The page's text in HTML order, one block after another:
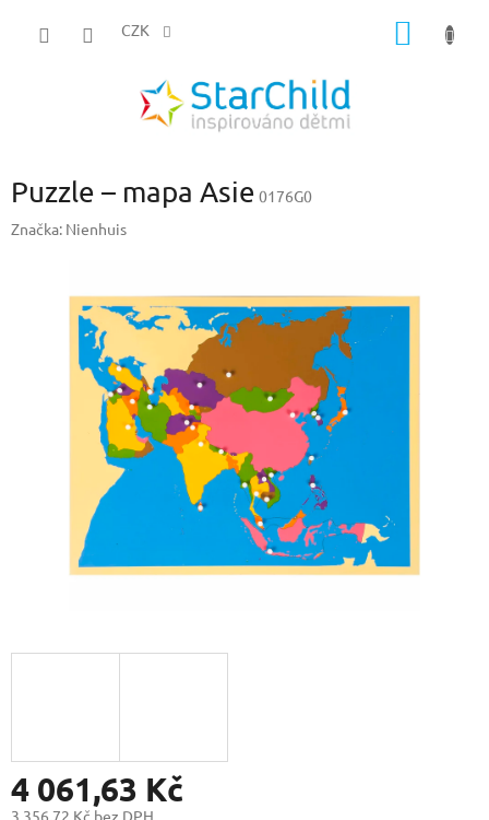
CZK
Puzzle – mapa Asie 0176G0
Značka: Nienhuis
4 061,63 Kč
3 356,72 Kč bez DPH